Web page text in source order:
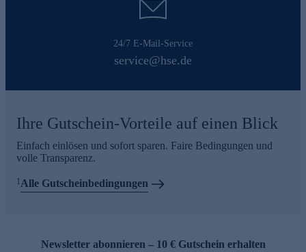
24/7 E-Mail-Service
service@hse.de
Ihre Gutschein-Vorteile auf einen Blick
Einfach einlösen und sofort sparen. Faire Bedingungen und
volle Transparenz.
1 Alle Gutscheinbedingungen
Newsletter abonnieren – 10 € Gutschein erhalten